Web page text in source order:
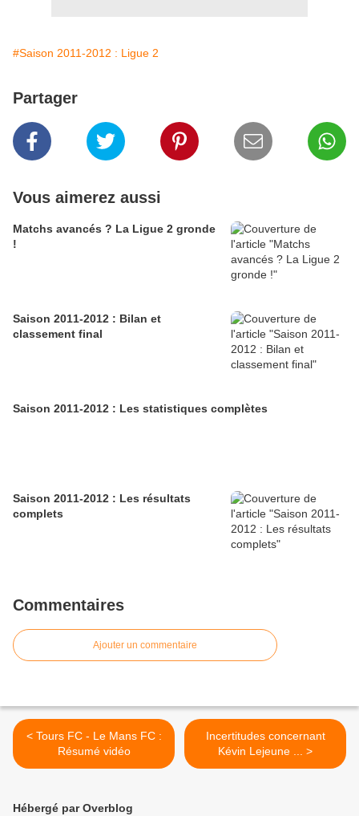
#Saison 2011-2012 : Ligue 2
Partager
Vous aimerez aussi
Matchs avancés ? La Ligue 2 gronde
!
Saison 2011-2012 : Bilan et
classement final
Saison 2011-2012 : Les statistiques complètes
Saison 2011-2012 : Les résultats
complets
Commentaires
Ajouter un commentaire
< Tours FC - Le Mans FC :
Résumé vidéo
Incertitudes concernant
Kévin Lejeune ... >
Hébergé par Overblog